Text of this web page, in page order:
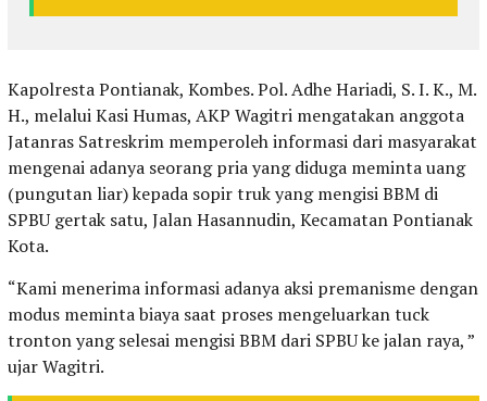
Kapolresta Pontianak, Kombes. Pol. Adhe Hariadi, S. I. K., M.
H., melalui Kasi Humas, AKP Wagitri mengatakan anggota
Jatanras Satreskrim memperoleh informasi dari masyarakat
mengenai adanya seorang pria yang diduga meminta uang
(pungutan liar) kepada sopir truk yang mengisi BBM di
SPBU gertak satu, Jalan Hasannudin, Kecamatan Pontianak
Kota.
“Kami menerima informasi adanya aksi premanisme dengan
modus meminta biaya saat proses mengeluarkan tuck
tronton yang selesai mengisi BBM dari SPBU ke jalan raya, ”
ujar Wagitri.